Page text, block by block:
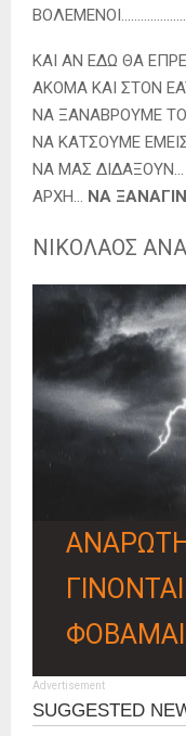
ΚΑΙ ΑΝ ΕΔΩ ΘΑ
ΑΚΟΜΑ ΚΑΙ ΣΤΟΝ
ΝΑ ΞΑΝΑΒΡΟΥΜΕ
ΝΑ ΚΑΤΣΟΥΜΕ
ΝΑ ΜΑΣ
ΑΡΧΗ… ΝΑ
ΝΙΚΟΛΑΟΣ
Advertisement